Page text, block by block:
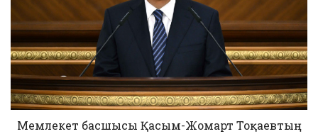
Мемлекет басшысы Қасым-Жомарт Тоқаевтың